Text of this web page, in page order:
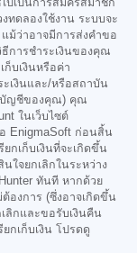
ปเป็นการสมัครสมาชิก
ทดลองใช้งาน ระบบจะ
แม้ว่าอาจมีการส่งคำขอ
การชำระเงินของคุณ
ก็บเงินหรือค่า
เงินและ/หรือสถาบัน
บัญชีของคุณ) คุณ
ในเว็บไซต์
EnigmaSoft ก่อนสิ้น
ยกเก็บเงินที่จะเกิดขึ้น
ใจยกเลิกในระหว่าง
ทันที หากด้วย
องการ (ซึ่งอาจเกิดขึ้น
ลิกและขอรับเงินคืน
กเก็บเงิน โปรดดู